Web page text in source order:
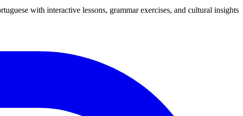
with interactive lessons, grammar exercises, and cultural insights.